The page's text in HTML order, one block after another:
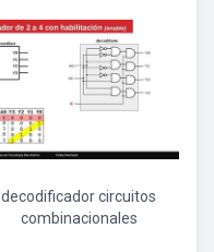
decodificador circuitos
combinacionales